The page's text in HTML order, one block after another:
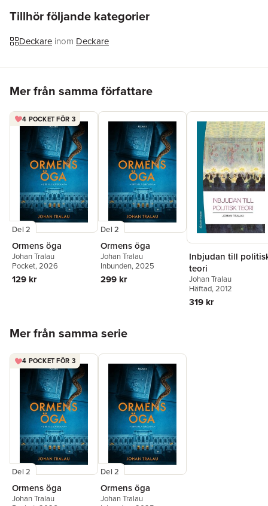
styr på universitetet?
Höken sjunger om dödär den första boken om Erika Lönnroth
och Sebastian Grimner. Det är
skönlitterär författare.
"Mycket svår att lägga ifrån sig för onödiga sysslor som sömn,
mat och andra förpliktelser."
"Suverän pusselgåta i akademisk miljö."
Tillhör följande kategorier
Deckare inom Deckare
Mer från samma författare
4 POCKET FÖR 3
Del 2
Ormens öga
Johan Tralau
Pocket, 2026
129 kr
Del 2
Ormens öga
Johan Tralau
Inbunden, 2025
299 kr
Inbjudan till
teori
Johan Tralau
Häftad, 2012
319 kr
Mer från samma serie
4 POCKET FÖR 3
Del 2
Ormens öga
Johan Tralau
Del 2
Ormens öga
Johan Tralau